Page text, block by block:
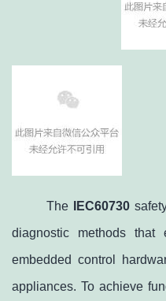
The IEC60730
diagnostic methods
embedded control
appliances. To achieve